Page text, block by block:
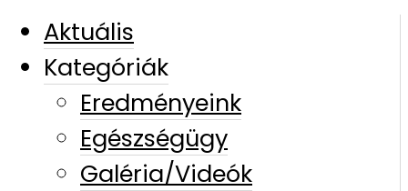
Aktuális
Kategóriák
Eredményeink
Egészségügy
Galéria/Videók